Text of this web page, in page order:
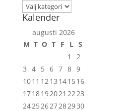
Kategorier
Kalender
augusti 2026
M T O T F L S
1
2
3 4 5 6 7 8 9
1011 1213 1415 16
1718192021 2223
24252627282930